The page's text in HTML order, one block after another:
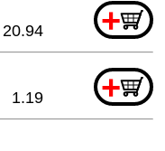
+
20.94
+
1.19